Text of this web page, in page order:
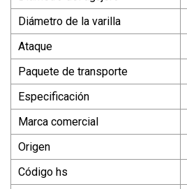
Diámetro de la varilla
Ataque
Paquete de transporte
Especificación
Marca comercial
Origen
Código hs